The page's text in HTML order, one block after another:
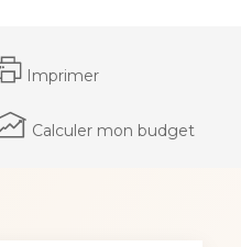
Imprimer
Calculer mon budget